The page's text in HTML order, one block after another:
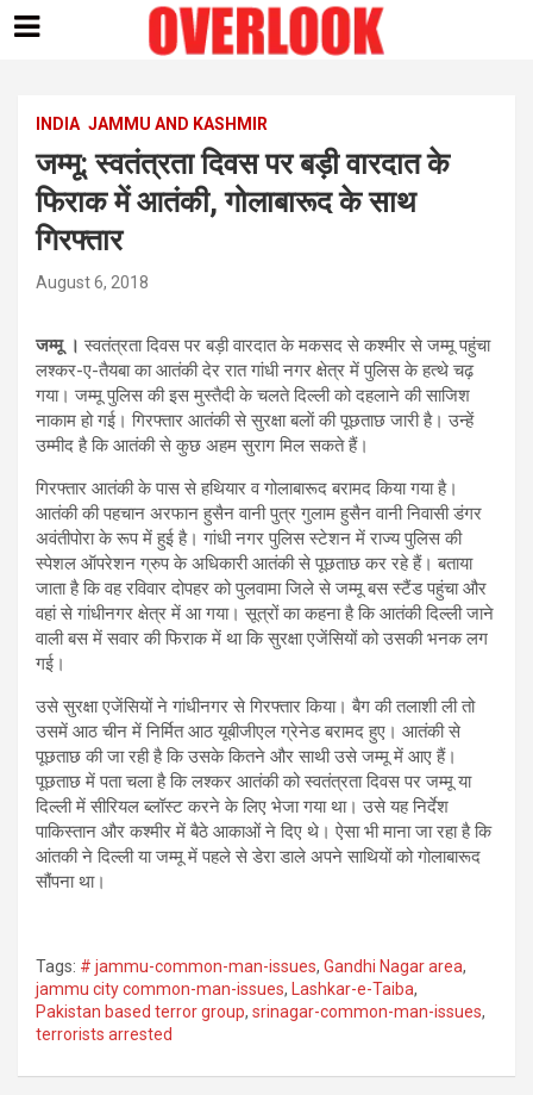
contentINDIA JAMMU AND KASHMIR
जम्मू: स्वतंत्रता दिवस पर बड़ी वारदात के
फ‍िराक में आतंकी, गोलाबारूद के साथ
गिरफ्तार
August 6, 2018
जम्मू ।स्वतंत्रता दिवस पर बड़ी वारदात के मकसद से कश्मीर से जम्मू पहुंचा
लश्कर-ए-तैयबा का आतंकी देर रात गांधी नगर क्षेत्र में पुलिस के हत्थे चढ़
गया। जम्‍मू पुलिस की इस मुस्‍तैदी के चलते दिल्‍ली को दहलाने की साजिश
नाकाम हो गई। गिरफ्तार आतंकी से सुरक्षा बलाें की पूछताछ जारी है। उन्‍हें
उम्‍मीद है कि आतंकी से कुछ अहम सुराग मिल सकते हैं।
गिरफ्तार आतंकी के पास से हथियार व गोलाबारूद बरामद किया गया है।
आतंकी की पहचान अरफान हुसैन वानी पुत्र गुलाम हुसैन वानी निवासी डंगर
अवंतीपोरा के रूप में हुई है। गांधी नगर पुलिस स्टेशन में राज्य पुलिस की
स्पेशल ऑपरेशन ग्रुप के अधिकारी आतंकी से पूछताछ कर रहे हैं। बताया
जाता है कि वह रविवार दोपहर को पुलवामा जिले से जम्मू बस स्टैंड पहुंचा और
वहां से गांधीनगर क्षेत्र में आ गया। सूत्रों का कहना है कि आतंकी दिल्ली जाने
वाली बस में सवार की फिराक में था कि सुरक्षा एजेंसियों को उसकी भनक लग
गई।
उसे सुरक्षा एजेंसियों ने गांधीनगर से गिरफ्तार किया। बैग की तलाशी ली तो
उसमें आठ चीन में निर्मित आठ यूबीजीएल ग्रेनेड बरामद हुए। आतंकी से
पूछताछ की जा रही है कि उसके कितने और साथी उसे जम्मू में आए हैं।
पूछताछ में पता चला है कि लश्कर आतंकी को स्वतंत्रता दिवस पर जम्मू या
दिल्ली में सीरियल ब्लॉस्ट करने के लिए भेजा गया था। उसे यह निर्देश
पाकिस्तान और कश्मीर में बैठे आकाओं ने दिए थे। ऐसा भी माना जा रहा है कि
आंतकी ने दिल्ली या जम्मू में पहले से डेरा डाले अपने साथियों को गोलाबारूद
सौंपना था।
Tags: # jammu-common-man-issues, Gandhi Nagar area,
jammu city common-man-issues, Lashkar-e-Taiba,
Pakistan based terror group, srinagar-common-man-issues,
terrorists arrested